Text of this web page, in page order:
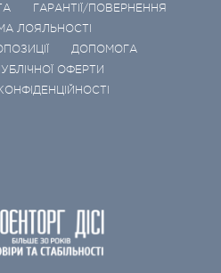
ГАРАНТІЇ/ПОВЕРНЕННЯ
ЛОЯЛЬНОСТІ
ДОПОМОГА
ОФЕРТИ